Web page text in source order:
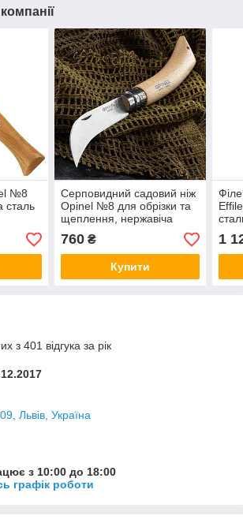
№8
сталь
Серповидний садовий ніж
Opinel №8 для обрізки та
щеплення, нержавіча
сталь (Франція)
760₴
Купити
1
з 401 відгука за рік
Львів, Україна
з 10:00 до 18:00
графік роботи